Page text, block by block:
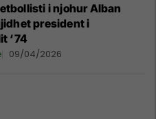
i njohur Alban
president i
‘74
09/04/2026